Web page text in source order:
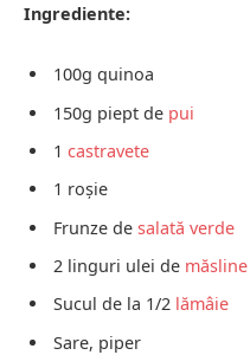
Ingrediente:
100g quinoa
150g piept de pui
1 castravete
1 roșie
Frunze de salată verde
2 linguri ulei de măsline
Sucul de la 1/2 lămâie
Sare, piper